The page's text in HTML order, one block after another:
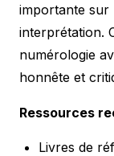
importante sur
interprétation.
numérologie
honnête et
Ressources
Livres de